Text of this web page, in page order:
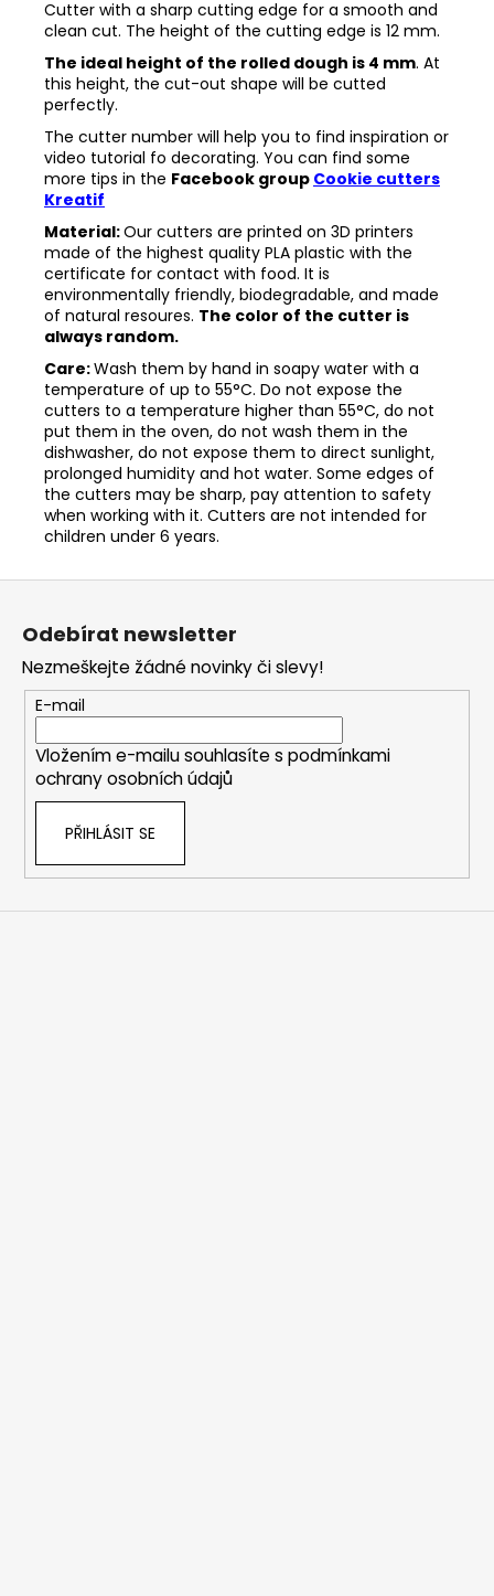
Cutter with a sharp cutting edge for a smooth and
clean cut. The height of the cutting edge is 12 mm.
The ideal height of the rolled dough is 4 mm. At
this height, the cut-out shape will be cutted
perfectly.
The cutter number will help you to find inspiration or
video tutorial fo decorating. You can find some
more tips in the Facebook group Cookie cutters
Kreatif
Material:Our cutters are printed on 3D printers
made of the highest quality PLA plastic with the
certificate for contact with food. It is
environmentally friendly, biodegradable, and made
of natural resoures. The color of the cutter is
always random.
Care:Wash them by hand in soapy water with a
temperature of up to 55°C. Do not expose the
cutters to a temperature higher than 55°C, do not
put them in the oven, do not wash them in the
dishwasher, do not expose them to direct sunlight,
prolonged humidity and hot water. Some edges of
the cutters may be sharp, pay attention to safety
when working with it. Cutters are not intended for
children under 6 years.
Z
Odebírat newsletter
Nezmeškejte žádné novinky či slevy!
E-mail
Vložením e-mailu souhlasíte s podmínkami
ochrany osobních údajů
PŘIHLÁSIT SE